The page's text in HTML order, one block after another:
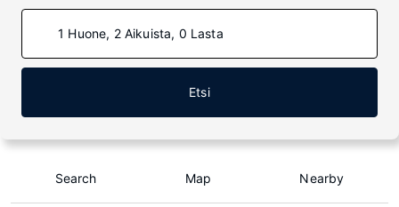
1 Huone, 2 Aikuista, 0 Lasta
Etsi
Search Map Nearby